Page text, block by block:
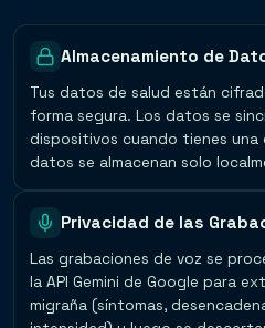
Almacenamiento de
Tus datos de salud están
forma segura. Los datos se
dispositivos cuando tienes una
datos se almacenan solo
Privacidad de las
Las grabaciones de voz se
la API Gemini de Google para
migraña (síntomas,